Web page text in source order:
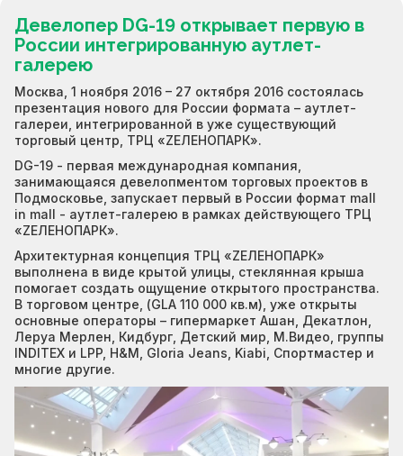
Девелопер DG-19 открывает первую в
России интегрированную аутлет-
галерею
Москва, 1 ноября 2016 – 27 октября 2016 состоялась
презентация нового для России формата – аутлет-
галереи, интегрированной в уже существующий
торговый центр, ТРЦ «ZЕЛЕНОПАРК».
DG-19 - первая международная компания,
занимающаяся девелопментом торговых проектов в
Подмосковье, запускает первый в России формат mall
in mall - аутлет-галерею в рамках действующего ТРЦ
«ZЕЛЕНОПАРК».
Архитектурная концепция ТРЦ «ZЕЛЕНОПАРК»
выполнена в виде крытой улицы, стеклянная крыша
помогает создать ощущение открытого пространства.
В торговом центре, (GLA 110 000 кв.м), уже открыты
основные операторы – гипермаркет Ашан, Декатлон,
Леруа Мерлен, Кидбург, Детский мир, М.Видео, группы
INDITEX и LPP, H&M, Gloria Jeans, Kiabi, Спортмастер и
многие другие.